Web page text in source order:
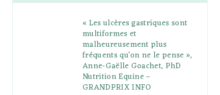
b
t
l
e
P
l
s
a
g
r
a
m
e
r
e
s
o
l
r
« Les ulcères gastriques sont
multiformes et
malheureusement plus
fréquents qu’on ne le pense »,
Anne-Gaëlle Goachet, PhD
Nutrition Equine –
GRANDPRIX INFO